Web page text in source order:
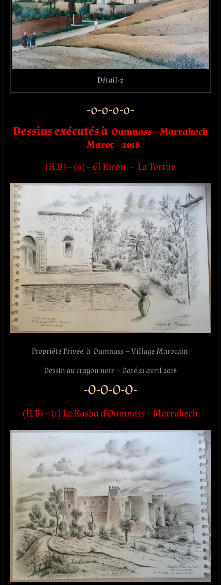
Détail-2
-o-o-o-o-
Dessins exécutés à Oumnass – Marrakech
– Maroc – 2018
(H.B) – (0) – El Kiron – La Tortue
Propriété Privée à Oumnass – Village Marocain
Dessin au crayon noir – Daté 21 avril 2018
-O-O-O-O-
(H.B) – (1) La Kasba d’Oumnass – Marrakech